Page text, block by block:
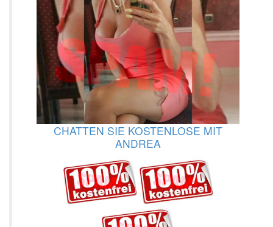
CHATTEN SIE KOSTENLOSE MIT
ANDREA